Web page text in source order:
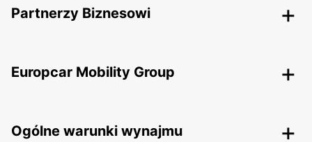
Partnerzy Biznesowi
Europcar Mobility Group
Ogólne warunki wynajmu